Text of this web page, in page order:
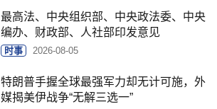
最高法、中央组织部、中央政法委、中央
编办、财政部、人社部印发意见
时事 2026-08-05
特朗普手握全球最强军力却无计可施，外
媒揭美伊战争“无解三选一”